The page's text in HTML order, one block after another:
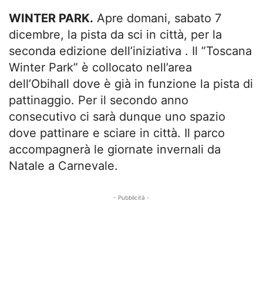
WINTER PARK. Apre domani, sabato 7
dicembre, la pista da sci in città, per la
seconda edizione dell’iniziativa . Il ”Toscana
Winter Park” è collocato nell’area
dell’Obihall dove è già in funzione la pista di
pattinaggio. Per il secondo anno
consecutivo ci sarà dunque uno spazio
dove pattinare e sciare in città. Il parco
accompagnerà le giornate invernali da
Natale a Carnevale.
- Pubblicità -